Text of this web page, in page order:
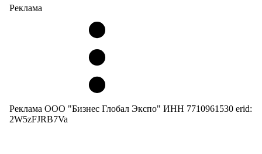
Реклама
Реклама ООО "Бизнес Глобал Экспо" ИНН 7710961530 erid:
2W5zFJRB7Va